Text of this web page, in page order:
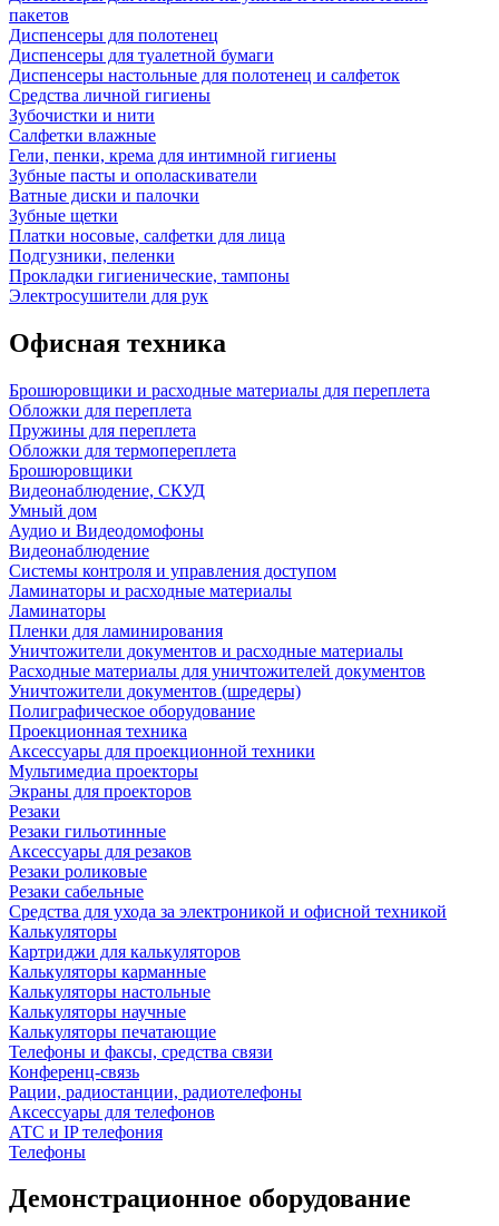
пакетов
Диспенсеры для полотенец
Диспенсеры для туалетной бумаги
Диспенсеры настольные для полотенец и салфеток
Средства личной гигиены
Зубочистки и нити
Салфетки влажные
Гели, пенки, крема для интимной гигиены
Зубные пасты и ополаскиватели
Ватные диски и палочки
Зубные щетки
Платки носовые, салфетки для лица
Подгузники, пеленки
Прокладки гигиенические, тампоны
Электросушители для рук
Офисная техника
Брошюровщики и расходные материалы для переплета
Обложки для переплета
Пружины для переплета
Обложки для термопереплета
Брошюровщики
Видеонаблюдение, СКУД
Умный дом
Аудио и Видеодомофоны
Видеонаблюдение
Системы контроля и управления доступом
Ламинаторы и расходные материалы
Ламинаторы
Пленки для ламинирования
Уничтожители документов и расходные материалы
Расходные материалы для уничтожителей документов
Уничтожители документов (шредеры)
Полиграфическое оборудование
Проекционная техника
Аксессуары для проекционной техники
Мультимедиа проекторы
Экраны для проекторов
Резаки
Резаки гильотинные
Аксессуары для резаков
Резаки роликовые
Резаки сабельные
Средства для ухода за электроникой и офисной техникой
Калькуляторы
Картриджи для калькуляторов
Калькуляторы карманные
Калькуляторы настольные
Калькуляторы научные
Калькуляторы печатающие
Телефоны и факсы, средства связи
Конференц-связь
Рации, радиостанции, радиотелефоны
Аксессуары для телефонов
АТС и IP телефония
Телефоны
Демонстрационное оборудование